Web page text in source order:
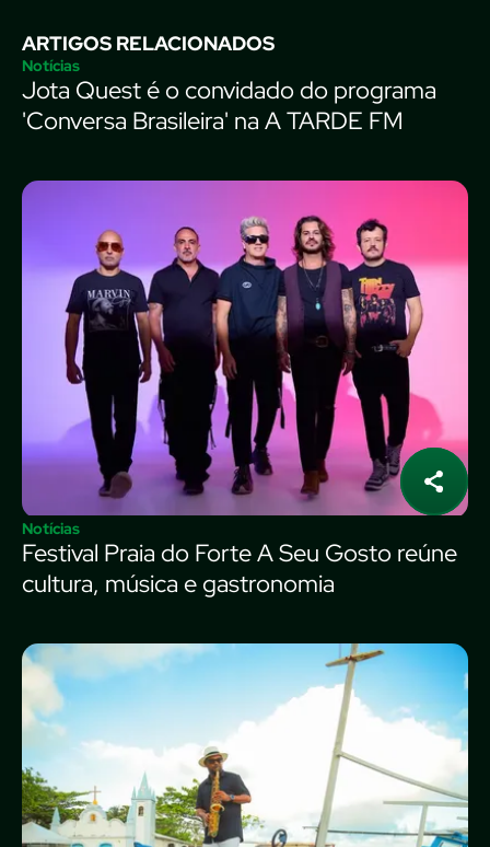
ARTIGOS RELACIONADOS
Notícias
Jota Quest é o convidado do programa
'Conversa Brasileira' na A TARDE FM
Notícias
Festival Praia do Forte A Seu Gosto reúne
cultura, música e gastronomia